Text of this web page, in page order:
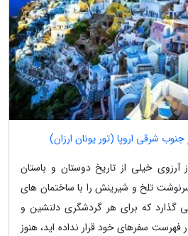
شرقی اروپا (تور یونان ارزان)
آرزوی خیلی از تاریخ دوستان و باستان
تلخ و شیرینش را با ساختمان های
گذارد که برای هر گردشگری دلنشین و
فهرست سفرهای خود قرار نداده اید، هنوز